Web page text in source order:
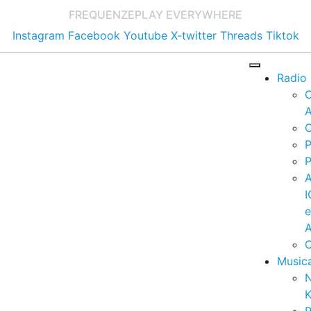
FREQUENZEPLAY EVERYWHERE
Instagram Facebook Youtube X-twitter Threads Tiktok
Radio
e